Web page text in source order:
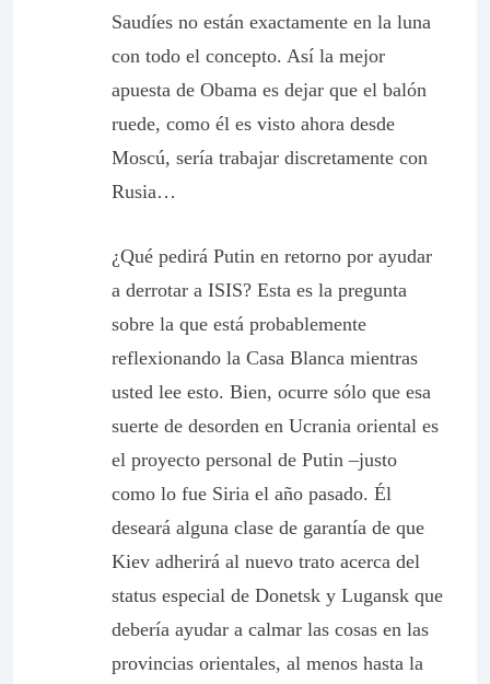
Saudíes no están exactamente en la luna
con todo el concepto. Así la mejor
apuesta de Obama es dejar que el balón
ruede, como él es visto ahora desde
Moscú, sería trabajar discretamente con
Rusia…
¿Qué pedirá Putin en retorno por ayudar
a derrotar a ISIS? Esta es la pregunta
sobre la que está probablemente
reflexionando la Casa Blanca mientras
usted lee esto. Bien, ocurre sólo que esa
suerte de desorden en Ucrania oriental es
el proyecto personal de Putin –justo
como lo fue Siria el año pasado. Él
deseará alguna clase de garantía de que
Kiev adherirá al nuevo trato acerca del
status especial de Donetsk y Lugansk que
debería ayudar a calmar las cosas en las
provincias orientales, al menos hasta la